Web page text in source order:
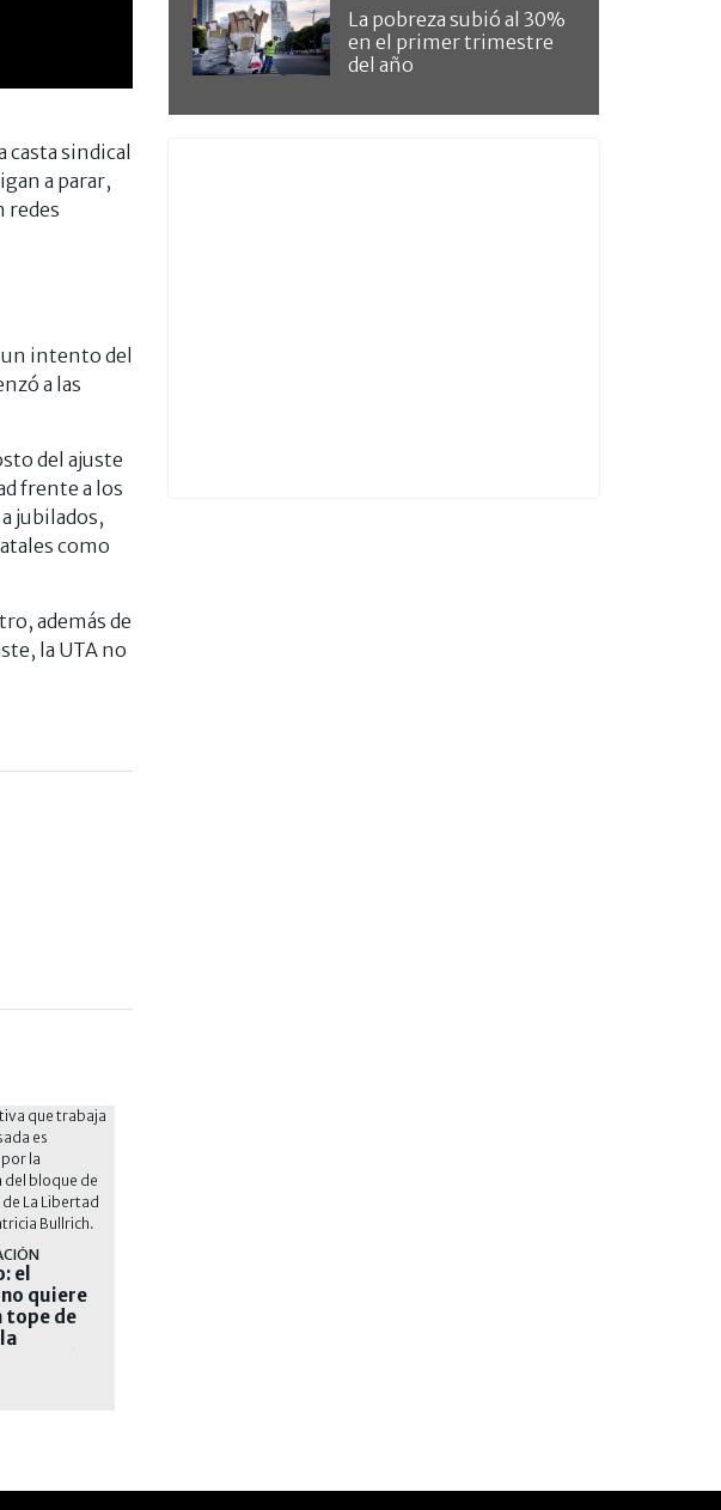
casta sindical
a parar,
redes
un intento del
a las
del ajuste
frente a los
jubilados,
como
además de
la UTA no
el
quiere
tope de
La pobreza subió al 30%
en el primer trimestre
del año